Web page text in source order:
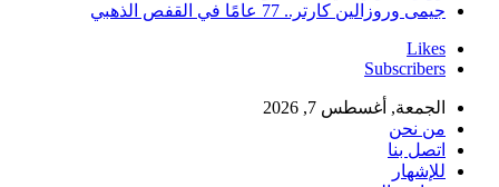
جيمى وروزالين كارتر.. 77 عامًا في القفص الذهبي
Likes
Subscribers
الجمعة, أغسطس 7, 2026
من نحن
اتصل بنا
للإشهار